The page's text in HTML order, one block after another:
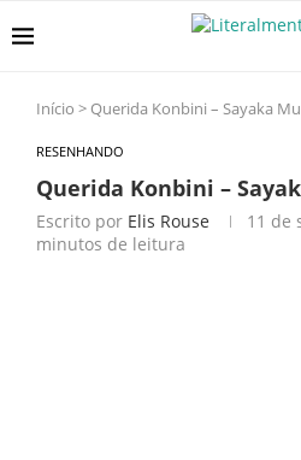
Início > Querida Konbini – Sayaka
RESENHANDO
Querida Konbini –
Escrito por Elis Rouse 11 de
minutos de leitura